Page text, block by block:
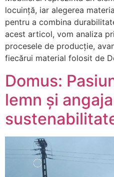
locuință, iar alegerea
pentru a combina
acest articol, vom analiza
procesele de producție,
fiecărui material folosit de
Domus:
lemn și